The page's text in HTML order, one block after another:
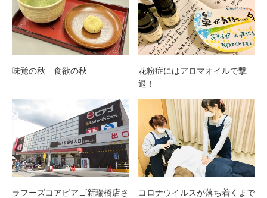
味覚の秋 食欲の秋
花粉症にはアロマオイルで撃
退！
ラフーズコアピアゴ新瑞橋店さ
コロナウイルスが落ち着くまで